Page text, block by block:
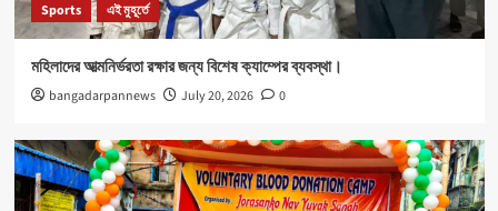
Sports এই মুহূর্তে
মহিলাদের আত্মনির্ভরতা রক্ষার জন্য বিশেষ ক্যাম্পের ব্যবস্থা।
bangadarpannews July 20, 2026 0